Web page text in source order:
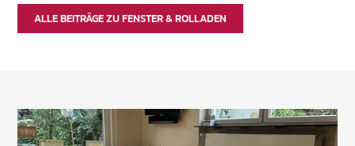
ALLE BEITRÄGE ZU FENSTER & ROLLADEN